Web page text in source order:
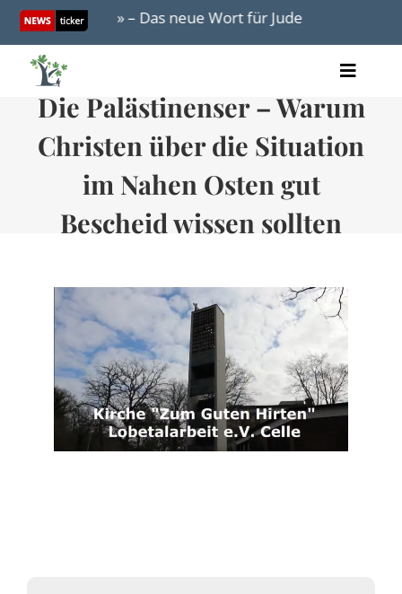
Skip
content
«Zionist» – Das neue Wort für Jude
Toggle
Artikel
Audio
Termine
Über uns
Spenden
Die Palästinenser – Warum
Christen über die Situation
im Nahen Osten gut
Bescheid wissen sollten